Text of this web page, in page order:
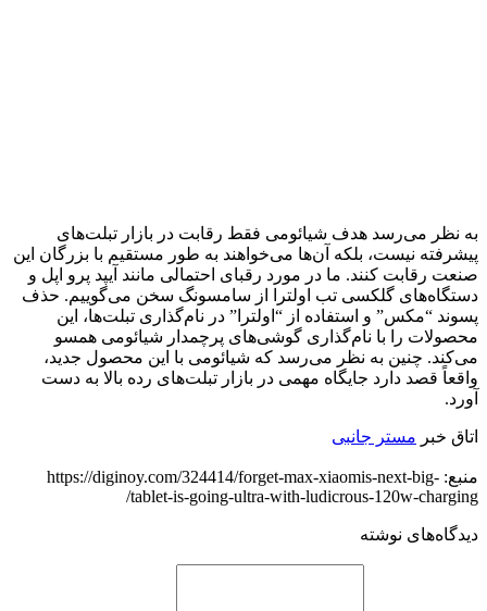
به نظر می‌رسد هدف شیائومی فقط رقابت در بازار تبلت‌های
پیشرفته نیست، بلکه آن‌ها می‌خواهند به طور مستقیم با بزرگان این
صنعت رقابت کنند. ما در مورد رقبای احتمالی مانند آیپد پرو اپل و
دستگاه‌های گلکسی تب اولترا از سامسونگ سخن می‌گوییم. حذف
پسوند “مکس” و استفاده از “اولترا” در نام‌گذاری تبلت‌ها، این
محصولات را با نام‌گذاری گوشی‌های پرچمدار شیائومی همسو
می‌کند. چنین به نظر می‌رسد که شیائومی با این محصول جدید،
واقعاً قصد دارد جایگاه مهمی در بازار تبلت‌های رده بالا به دست
آورد.
اتاق خبر مستر جانبی
منبع: https://diginoy.com/324414/forget-max-xiaomis-next-big-
tablet-is-going-ultra-with-ludicrous-120w-charging/
دیدگاه‌های نوشته